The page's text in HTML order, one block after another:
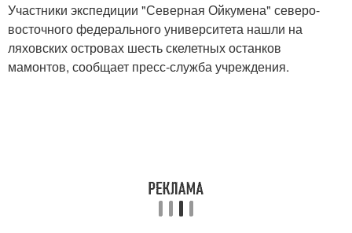
Участники экспедиции "Северная Ойкумена" северо-
восточного федерального университета нашли на
ляховских островах шесть скелетных останков
мамонтов, сообщает пресс-служба учреждения.